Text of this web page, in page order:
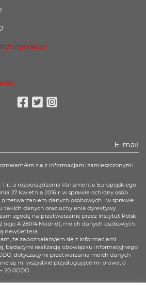
em się z informacjami zamieszczonymi
1 lit. a rozporządzenia Parlamentu Europejskiego
27 kwietnia 2016 r. w sprawie ochrony osób
danych osobowych i w sprawie
takich danych oraz uchylenia dyrektywy
zgodę na przetwarzanie przez Instytut Polski
bajo A 28014 Madrid), moich danych osobowych
newslettera.
że zapoznałam/em się z informacjami
będącymi realizacją obowiązku informacyjnego
dotyczącymi przetwarzania moich danych
są mi wszystkie przysługujące mi prawa, o
20 RODO.